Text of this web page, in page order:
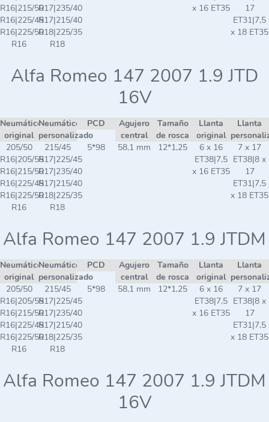
R16|215/50
R16|225/45
R16|225/50
R16
R17|235/40
R17|215/40
R18|225/35
R18
x 16 ET35
17
ET31|7,5
x 18 ET35
Alfa Romeo 147 2007 1.9 JTD
16V
Neumático
original
Neumático
personalizado
PCD
Agujero
central
Tamaño
de rosca
Llanta
original
Llanta
205/50
R16|205/55
R16|215/50
R16|225/45
R16|225/50
R16
215/45
R17|225/45
R17|235/40
R17|215/40
R18|225/35
R18
5*98 58,1 mm 12*1,25
6 x 16
ET38|7,5
x 16 ET35
7 x 17
ET38|8 x
17
ET31|7,5
x 18 ET35
Alfa Romeo 147 2007 1.9 JTDM
Neumático
original
Neumático
personalizado
PCD
Agujero
central
Tamaño
de rosca
Llanta
original
Llanta
205/50
R16|205/55
R16|215/50
R16|225/45
R16|225/50
R16
215/45
R17|225/45
R17|235/40
R17|215/40
R18|225/35
R18
5*98 58,1 mm 12*1,25
6 x 16
ET38|7,5
x 16 ET35
7 x 17
ET38|8 x
17
ET31|7,5
x 18 ET35
Alfa Romeo 147 2007 1.9 JTDM
16V